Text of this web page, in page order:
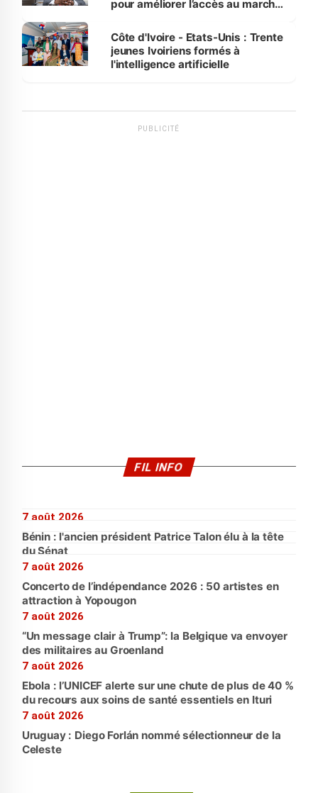
pour améliorer l’accès au marché
Côte d'Ivoire - Etats-Unis : Trente
jeunes Ivoiriens formés à
l'intelligence artificielle
PUBLICITÉ
FIL INFO
7 août 2026
Bénin : l'ancien président Patrice Talon élu à la tête
du Sénat
7 août 2026
Concerto de l’indépendance 2026 : 50 artistes en
attraction à Yopougon
7 août 2026
“Un message clair à Trump”: la Belgique va envoyer
des militaires au Groenland
7 août 2026
Ebola : l’UNICEF alerte sur une chute de plus de 40 %
du recours aux soins de santé essentiels en Ituri
7 août 2026
Uruguay : Diego Forlán nommé sélectionneur de la
Celeste